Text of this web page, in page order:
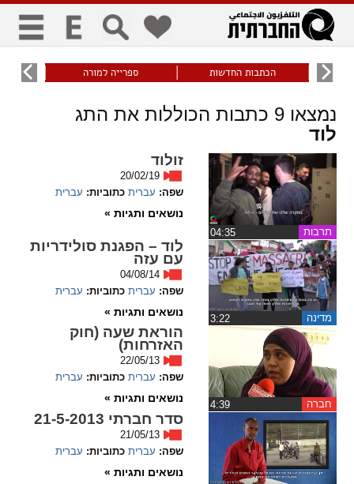
כללי
visibility_off
ביטול הבהובים
keyboard
ניווט מקלדת
title
סימון כותרות
זום
zoom_out
zoom_in
גופנים
remove_circle_outline
Decrease font
add_circle_outline
Increase font
spellcheck
גופן קריא
ניגודיות צבעים
הכתבות החדשות ספרייה למורה עוני
נמצאו9 כתבות הכוללות את התג
לוד
תרבות
זולוד
20/02/19
שפה: עברית כתוביות: עברית
נושאים ותגיות »
מדינה
לוד – הפגנת סולידריות
עם עזה
04/08/14
שפה: עברית כתוביות: עברית
נושאים ותגיות »
חברה
הוראת שעה (חוק
האזרחות)
22/05/13
שפה: עברית כתוביות: עברית
נושאים ותגיות »
סדר חברתי 21-5-2013
21/05/13
שפה: עברית כתוביות: עברית
נושאים ותגיות »